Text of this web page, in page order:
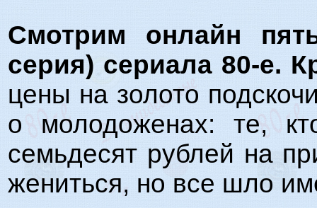
Смотрим онлайн
серия) сериала 80-е.
цены на золото
о молодоженах: те,
семьдесят рублей на
жениться, но все шло